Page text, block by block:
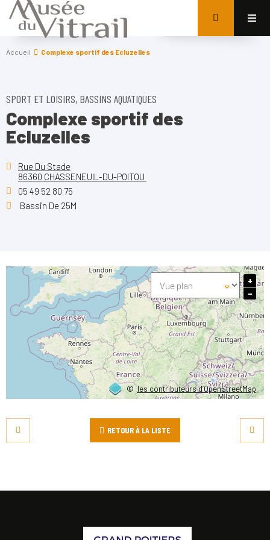
Accueil Complexe sportif des Ecluzelles
SPORT ET LOISIRS, BASSINS AQUATIQUES
Complexe sportif des
Ecluzelles
Rue Du Stade
86360 CHASSENEUIL-DU-POITOU
05 49 52 80 75
Bassin De 25M
©les contributeurs d’OpenStreetMap
+
−
RETOUR À LA LISTE